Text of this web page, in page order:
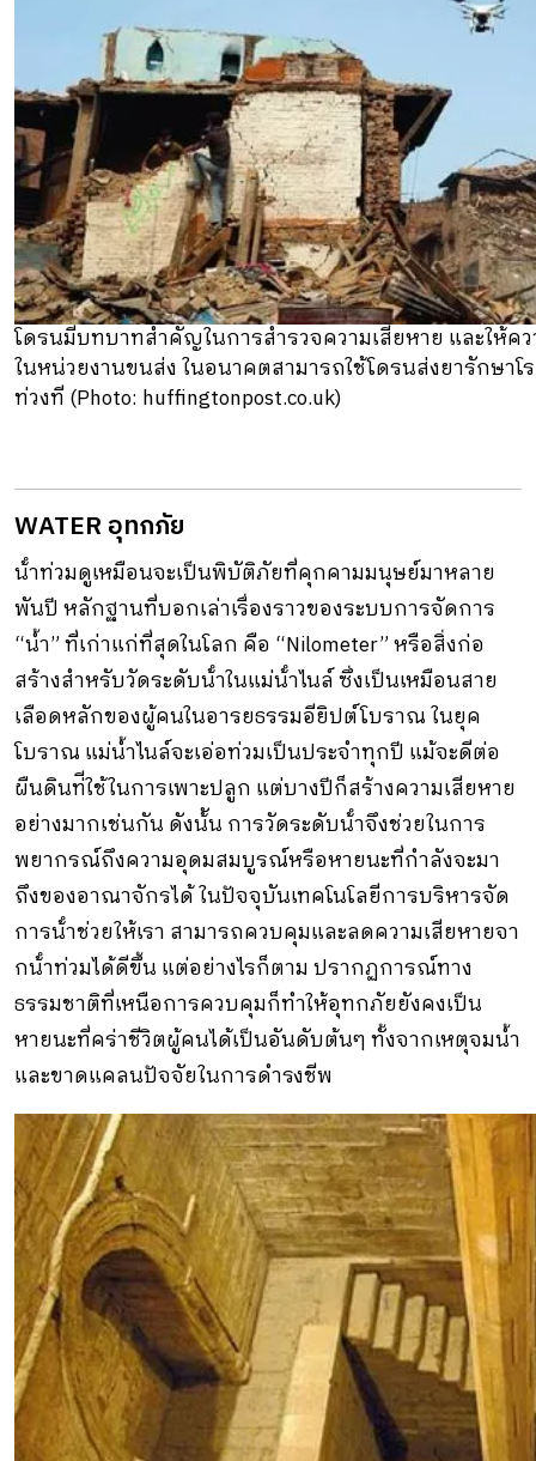
โดรนมีบทบาทสําคัญในการสํารวจความเสียหาย และให้ค
ในหน่วยงานขนส่ง ในอนาคตสามารถใช้โดรนส่งยารักษ
ท่วงที (Photo: huffingtonpost.co.uk)
WATER อุทกภัย
น้ําท่วมดูเหมือนจะเป็นพิบัติภัยที่คุกคามมนุษย์มาหลาย
พันปี หลักฐานที่บอกเล่าเรื่องราวของระบบการจัดการ
“น้ำ” ที่เก่าแก่ที่สุดในโลก คือ “Nilometer” หรือสิ่งก่อ
สร้างสําหรับวัดระดับน้ําในแม่น้ําไนล์ ซึ่งเป็นเหมือนสาย
เลือดหลักของผู้คนในอารยธรรมอียิปต์โบราณ ในยุค
โบราณ แม่น้ำไนล์จะเอ่อท่วมเป็นประจำทุกปี แม้จะดีต่อ
ผืนดินท่ีใช้ในการเพาะปลูก แต่บางปีก็สร้างความเสียหาย
อย่างมากเช่นกัน ดังน้ัน การวัดระดับน้ําจึงช่วยในการ
พยากรณ์ถึงความอุดมสมบูรณ์หรือหายนะที่กําลังจะมา
ถึงของอาณาจักรได้ ในปัจจุบันเทคโนโลยีการบริหารจัด
การน้ําช่วยให้เรา สามารถควบคุมและลดความเสียหายจา
กน้ําท่วมได้ดีขึ้น แต่อย่างไรก็ตาม ปรากฏการณ์ทาง
ธรรมชาติที่เหนือการควบคุมก็ทําให้อุทกภัยยังคงเป็น
หายนะที่คร่าชีวิตผู้คนได้เป็นอันดับต้นๆ ทั้งจากเหตุจมน้ำ
และขาดแคลนปัจจัยในการดำรงชีพ